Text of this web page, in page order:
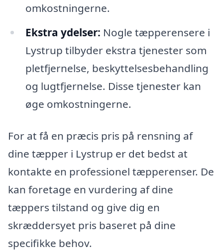
omkostningerne.
Ekstra ydelser: Nogle tæpperensere i
Lystrup tilbyder ekstra tjenester som
pletfjernelse, beskyttelsesbehandling
og lugtfjernelse. Disse tjenester kan
øge omkostningerne.
For at få en præcis pris på rensning af
dine tæpper i Lystrup er det bedst at
kontakte en professionel tæpperenser. De
kan foretage en vurdering af dine
tæppers tilstand og give dig en
skræddersyet pris baseret på dine
specifikke behov.